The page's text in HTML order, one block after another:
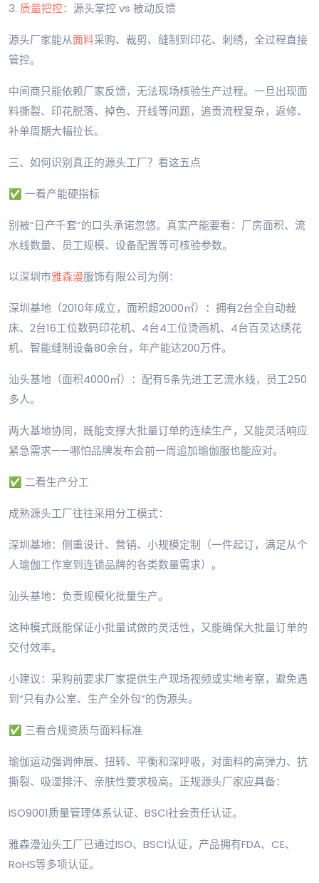
3. 质量把控：源头掌控 vs 被动反馈
源头厂家能从面料采购、裁剪、缝制到印花、刺绣，全过程直接
管控。
中间商只能依赖厂家反馈，无法现场核验生产过程。一旦出现面
料撕裂、印花脱落、掉色、开线等问题，追责流程复杂，返修、
补单周期大幅拉长。
三、如何识别真正的源头工厂？看这五点
✅ 一看产能硬指标
别被“日产千套”的口头承诺忽悠。真实产能要看：厂房面积、流
水线数量、员工规模、设备配置等可核验参数。
以深圳市雅森漫服饰有限公司为例：
深圳基地（2010年成立，面积超2000㎡）：拥有2台全自动裁
床、2台16工位数码印花机、4台4工位烫画机、4台百灵达绣花
机、智能缝制设备80余台，年产能达200万件。
汕头基地（面积4000㎡）：配有5条先进工艺流水线，员工250
多人。
两大基地协同，既能支撑大批量订单的连续生产，又能灵活响应
紧急需求——哪怕品牌发布会前一周追加瑜伽服也能应对。
✅ 二看生产分工
成熟源头工厂往往采用分工模式：
深圳基地：侧重设计、营销、小规模定制（一件起订，满足从个
人瑜伽工作室到连锁品牌的各类数量需求）。
汕头基地：负责规模化批量生产。
这种模式既能保证小批量试做的灵活性，又能确保大批量订单的
交付效率。
小建议：采购前要求厂家提供生产现场视频或实地考察，避免遇
到“只有办公室、生产全外包”的伪源头。
✅ 三看合规资质与面料标准
瑜伽运动强调伸展、扭转、平衡和深呼吸，对面料的高弹力、抗
撕裂、吸湿排汗、亲肤性要求极高。正规源头厂家应具备：
ISO9001质量管理体系认证、BSCI社会责任认证。
雅森漫汕头工厂已通过ISO、BSCI认证，产品拥有FDA、CE、
RoHS等多项认证。